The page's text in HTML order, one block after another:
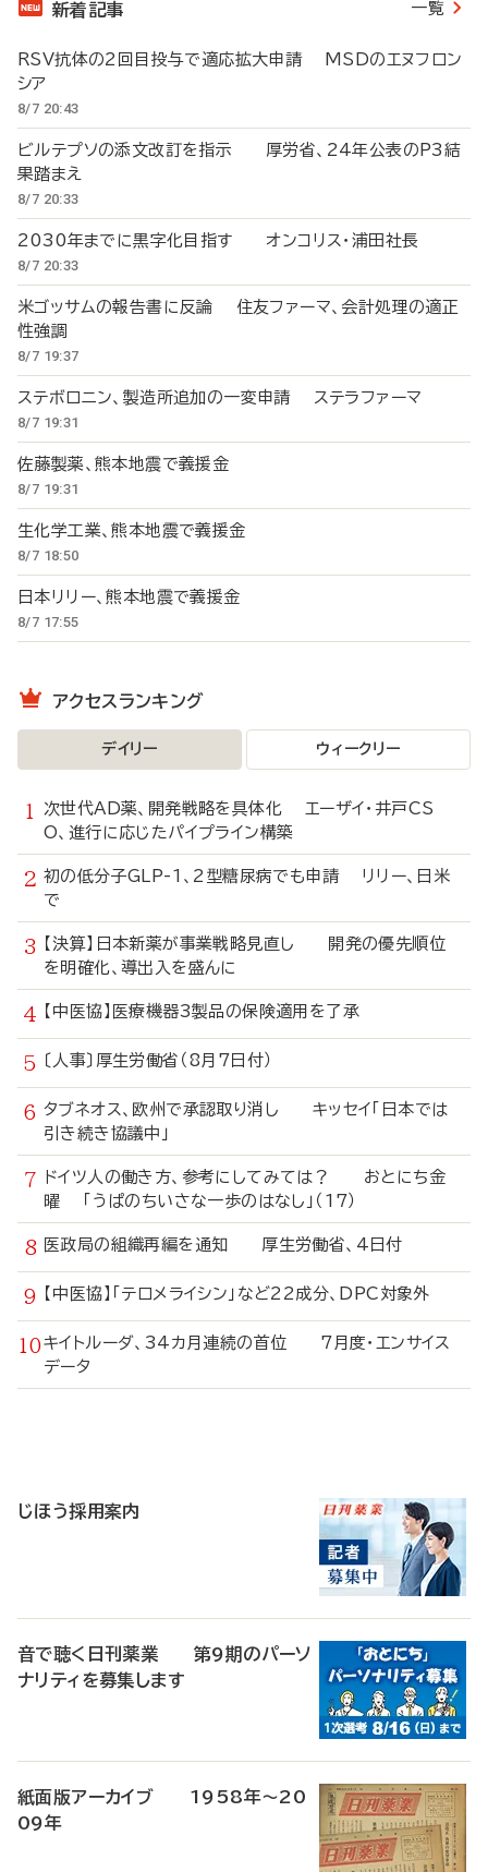
新着記事 一覧
RSV抗体の2回目投与で適応拡大申請 MSDのエヌフロン
シア
8/7 20:43
ビルテプソの添文改訂を指示 厚労省、24年公表のP3結
果踏まえ
8/7 20:33
2030年までに黒字化目指す オンコリス・浦田社長
8/7 20:33
米ゴッサムの報告書に反論 住友ファーマ、会計処理の適正
性強調
8/7 19:37
ステボロニン、製造所追加の一変申請 ステラファーマ
8/7 19:31
佐藤製薬、熊本地震で義援金
8/7 19:31
生化学工業、熊本地震で義援金
8/7 18:50
日本リリー、熊本地震で義援金
8/7 17:55
アクセスランキング
デイリー ウィークリー
次世代AD薬、開発戦略を具体化 エーザイ・井戸CS
O、進行に応じたパイプライン構築
初の低分子GLP-1、2型糖尿病でも申請 リリー、日米
で
【決算】日本新薬が事業戦略見直し 開発の優先順位
を明確化、導出入を盛んに
【中医協】医療機器3製品の保険適用を了承
〔人事〕厚生労働省（8月7日付）
タブネオス、欧州で承認取り消し キッセイ「日本では
引き続き協議中」
ドイツ人の働き方、参考にしてみては？ おとにち金
曜 「うぱのちいさな一歩のはなし」（17）
医政局の組織再編を通知 厚生労働省、4日付
【中医協】「テロメライシン」など22成分、DPC対象外
キイトルーダ、34カ月連続の首位 7月度・エンサイス
データ
じほう採用案内
音で聴く日刊薬業 第9期のパーソ
ナリティを募集します
紙面版アーカイブ 1958年～20
09年